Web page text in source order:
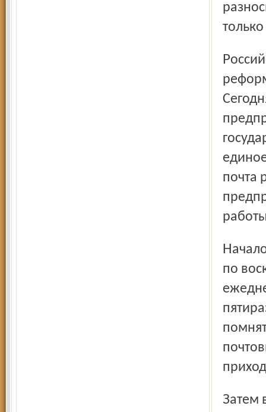
Российская почта за последние 20 лет пережила не одну
почта
Началось всё с того, что почта перестала разносить газеты
по
Затем в сельской местности начали разносить газеты по